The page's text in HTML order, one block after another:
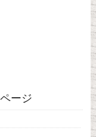
ージ